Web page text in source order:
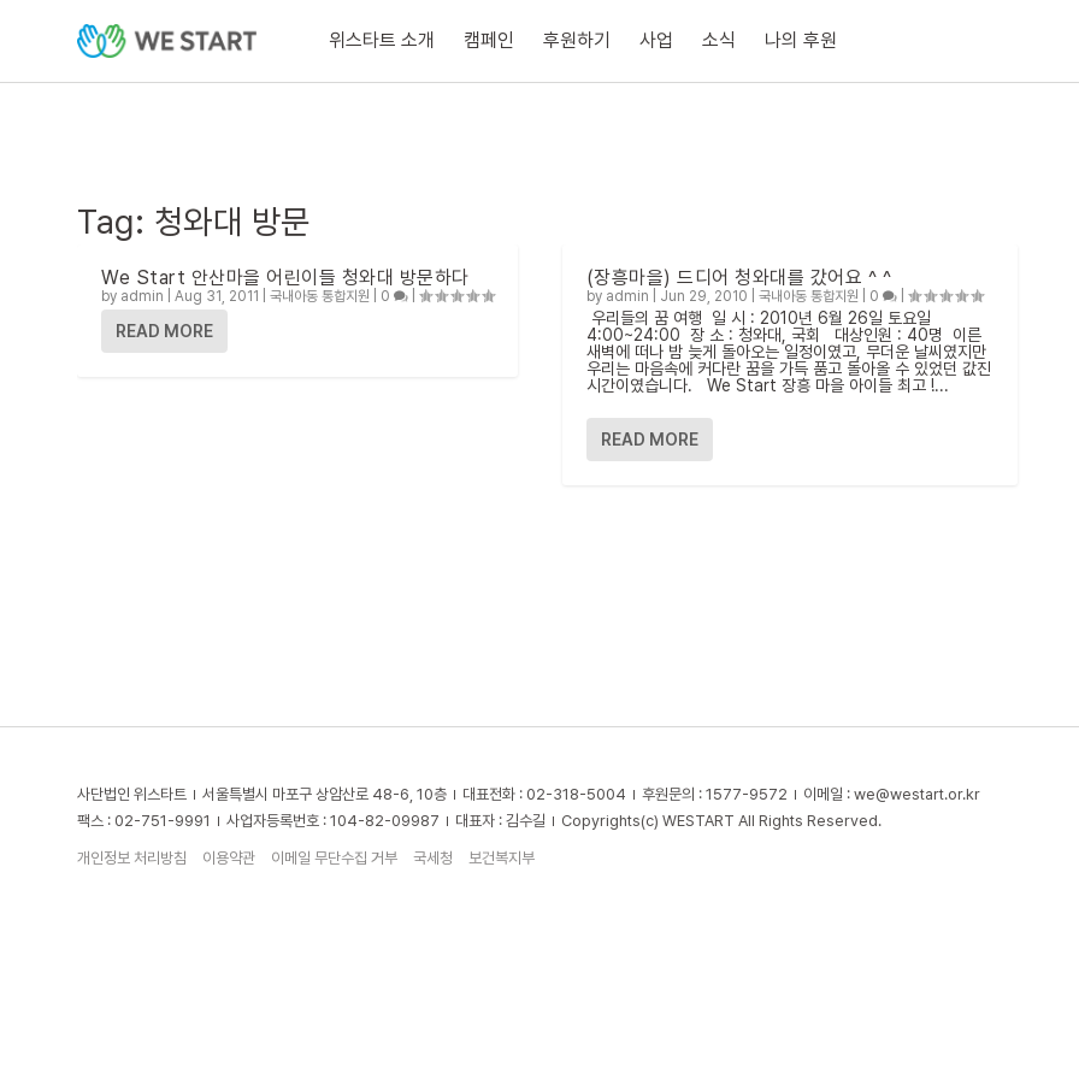
위스타트 소개 캠페인 후원하기 사업 소식 나의 후원
Tag: 청와대 방문
We Start 안산마을 어린이들 청와대 방문하다
by admin Aug 31, 2011 국내아동 통합지원 0
READ MORE
(장흥마을) 드디어 청와대를 갔어요 ^ ^
by admin Jun 29, 2010 국내아동 통합지원 0 |
우리들의 꿈 여행 일 시 : 2010년 6월 26일 토요일
4:00~24:00 장 소 : 청와대, 국회 대상인원 : 40명 이른
새벽에 떠나 밤 늦게 돌아오는 일정이였고, 무더운 날씨였지만
우리는 마음속에 커다란 꿈을 가득 품고 돌아올 수 있었던 값진
시간이였습니다. We Start 장흥 마을 아이들 최고 !...
READ MORE
사단법인 위스타트 서울특별시 마포구 상암산로 48-6, 10층 대표전화 : 02-318-5004 후원문의 : 1577-9572 이메일 : we@westart.or.kr
팩스 : 02-751-9991
사업자등록번호 : 104-82-09987 대표자 : 김수길 Copyrights(c) WESTART All Rights Reserved.
개인정보 처리방침 이용약관 이메일 무단수집 거부 국세청 보건복지부